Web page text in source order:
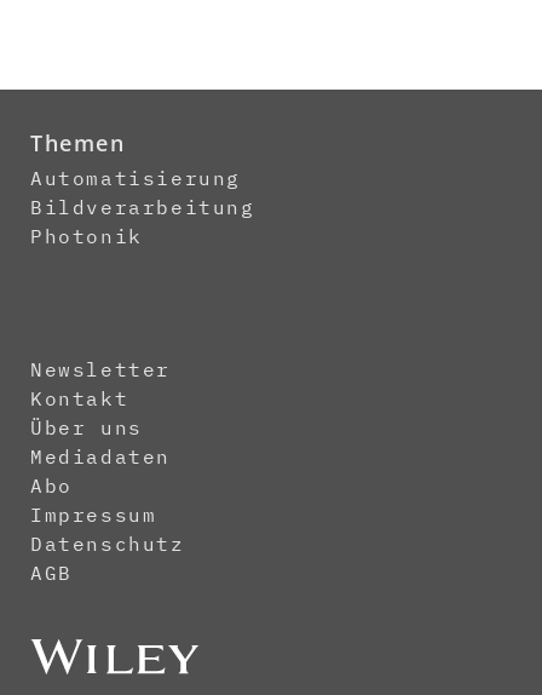
Themen
Automatisierung
Bildverarbeitung
Photonik
Newsletter
Kontakt
Über uns
Mediadaten
Abo
Impressum
Datenschutz
AGB